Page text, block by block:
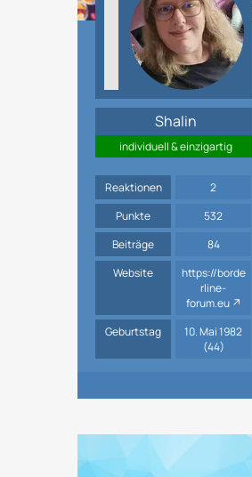
Shalin
individuell & einzigartig
Reaktionen
2
Punkte
532
Beiträge
84
Website
https://borde
rline-
forum.eu
Geburtstag
10. Mai 1982
(44)